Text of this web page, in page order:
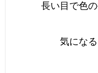
長い目で色
気にな